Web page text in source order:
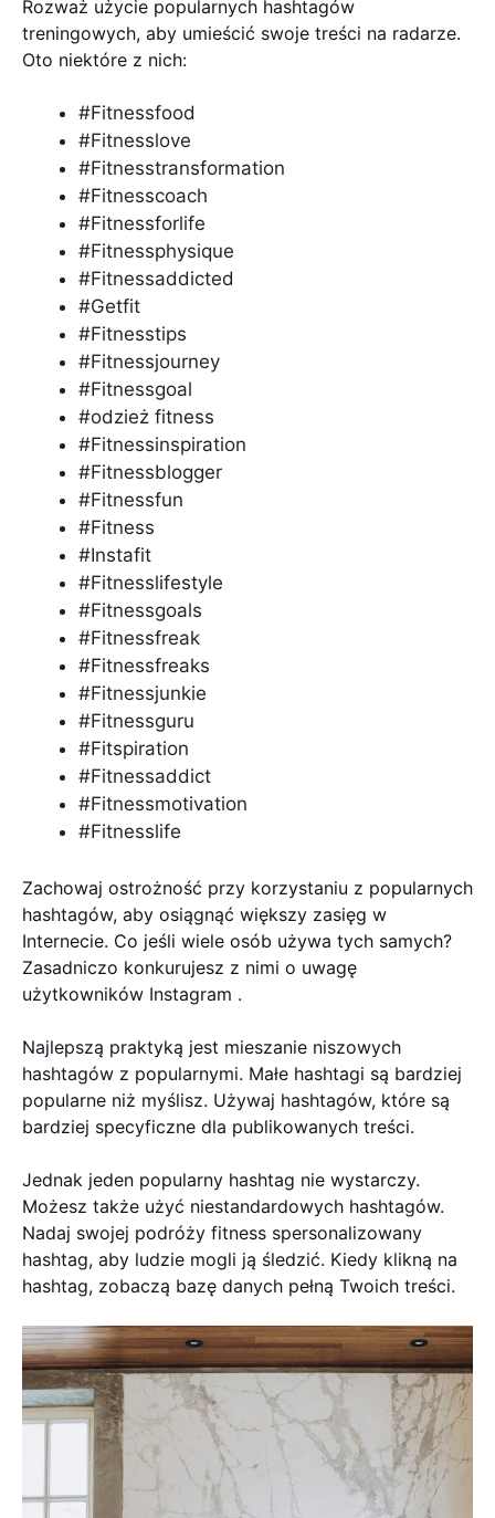
Rozważ użycie popularnych hashtagów
treningowych, aby umieścić swoje treści na radarze.
Oto niektóre z nich:
#Fitnessfood
#Fitnesslove
#Fitnesstransformation
#Fitnesscoach
#Fitnessforlife
#Fitnessphysique
#Fitnessaddicted
#Getfit
#Fitnesstips
#Fitnessjourney
#Fitnessgoal
#odzież fitness
#Fitnessinspiration
#Fitnessblogger
#Fitnessfun
#Fitness
#Instafit
#Fitnesslifestyle
#Fitnessgoals
#Fitnessfreak
#Fitnessfreaks
#Fitnessjunkie
#Fitnessguru
#Fitspiration
#Fitnessaddict
#Fitnessmotivation
#Fitnesslife
Zachowaj ostrożność przy korzystaniu z popularnych
hashtagów, aby osiągnąć większy zasięg w
Internecie. Co jeśli wiele osób używa tych samych?
Zasadniczo konkurujesz z nimi o uwagę
użytkowników Instagram .
Najlepszą praktyką jest mieszanie niszowych
hashtagów z popularnymi. Małe hashtagi są bardziej
popularne niż myślisz. Używaj hashtagów, które są
bardziej specyficzne dla publikowanych treści.
Jednak jeden popularny hashtag nie wystarczy.
Możesz także użyć niestandardowych hashtagów.
Nadaj swojej podróży fitness spersonalizowany
hashtag, aby ludzie mogli ją śledzić. Kiedy klikną na
hashtag, zobaczą bazę danych pełną Twoich treści.